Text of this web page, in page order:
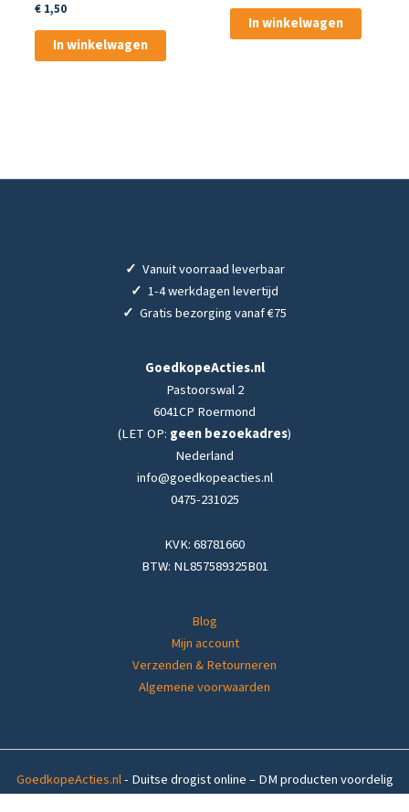
€1,50
In winkelwagen
In winkelwagen
✓ Vanuit voorraad leverbaar
✓ 1-4 werkdagen levertijd
✓ Gratis bezorging vanaf €75
GoedkopeActies.nl
Pastoorswal 2
6041CP Roermond
(LET OP: geen bezoekadres)
Nederland
info@goedkopeacties.nl
0475-231025
KVK: 68781660
BTW: NL857589325B01
Blog
Mijn account
Verzenden & Retourneren
Algemene voorwaarden
GoedkopeActies.nl- Duitse drogist online – DM producten voordelig